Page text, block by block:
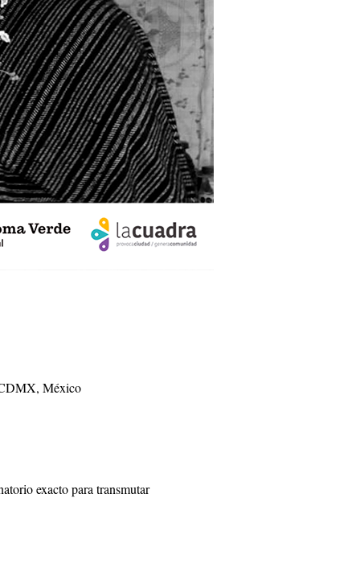
México
exacto para transmutar